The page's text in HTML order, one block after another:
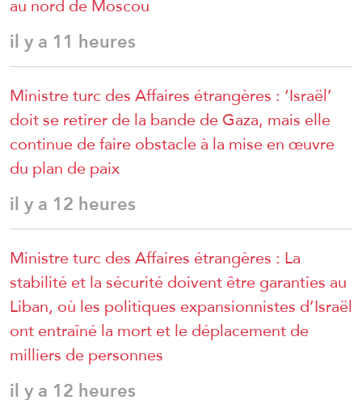
il y a 11 heures
Ministre turc des Affaires étrangères : ‘Israël’
doit se retirer de la bande de Gaza, mais elle
continue de faire obstacle à la mise en œuvre
du plan de paix
il y a 12 heures
Ministre turc des Affaires étrangères : La
stabilité et la sécurité doivent être garanties au
Liban, où les politiques expansionnistes d’Israël
ont entraîné la mort et le déplacement de
milliers de personnes
il y a 12 heures